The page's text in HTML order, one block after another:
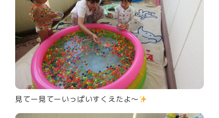
見てー見てーいっぱいすくえたよ～